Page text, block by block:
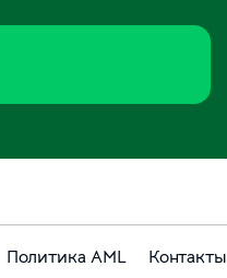
Политика AML
Контакты